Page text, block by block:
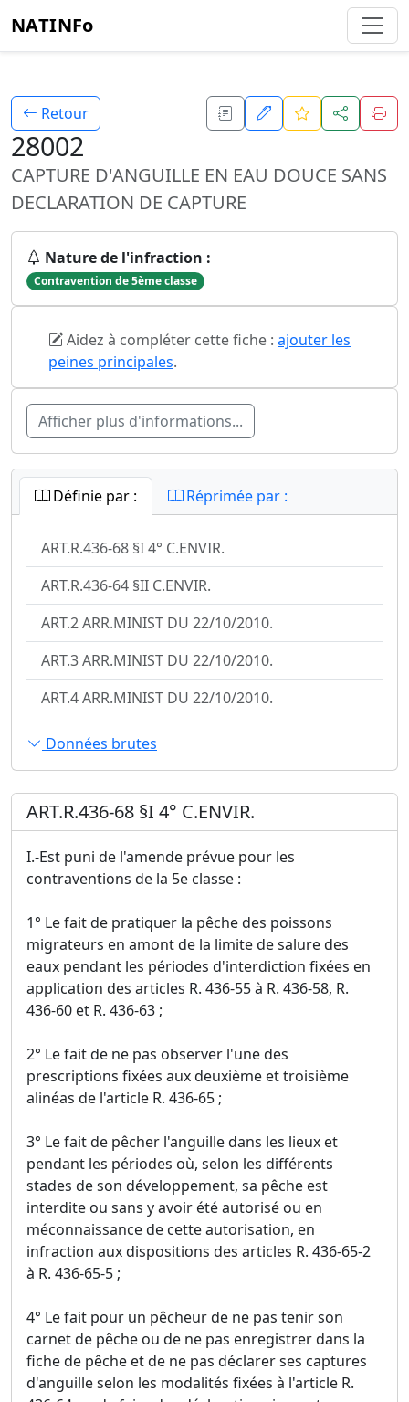
NATINFo
Retour
28002
CAPTURE D'ANGUILLE EN EAU DOUCE SANS
DECLARATION DE CAPTURE
Nature de l'infraction :
Contravention de 5ème classe
Aidez à compléter cette fiche : ajouter les
peines principales.
Afficher plus d'informations...
Définie par : Réprimée par :
ART.R.436-68 §I 4° C.ENVIR.
ART.R.436-64 §II C.ENVIR.
ART.2 ARR.MINIST DU 22/10/2010.
ART.3 ARR.MINIST DU 22/10/2010.
ART.4 ARR.MINIST DU 22/10/2010.
Données brutes
ART.R.436-68 §I 4° C.ENVIR.
I.-Est puni de l'amende prévue pour les
contraventions de la 5e classe :
1° Le fait de pratiquer la pêche des poissons
migrateurs en amont de la limite de salure des
eaux pendant les périodes d'interdiction fixées en
application des articles R. 436-55 à R. 436-58, R.
436-60 et R. 436-63 ;
2° Le fait de ne pas observer l'une des
prescriptions fixées aux deuxième et troisième
alinéas de l'article R. 436-65 ;
3° Le fait de pêcher l'anguille dans les lieux et
pendant les périodes où, selon les différents
stades de son développement, sa pêche est
interdite ou sans y avoir été autorisé ou en
méconnaissance de cette autorisation, en
infraction aux dispositions des articles R. 436-65-2
à R. 436-65-5 ;
4° Le fait pour un pêcheur de ne pas tenir son
carnet de pêche ou de ne pas enregistrer dans la
fiche de pêche et de ne pas déclarer ses captures
d'anguille selon les modalités fixées à l'article R.